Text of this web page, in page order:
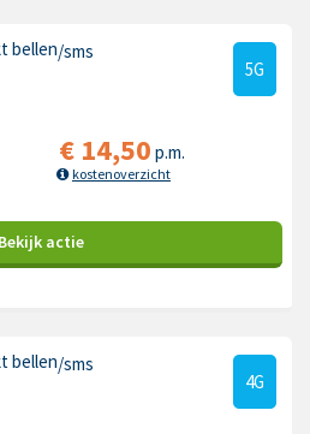
bellen/sms
5G
€ 14,50 p.m.
kostenoverzicht
Bekijk actie
bellen/sms
4G